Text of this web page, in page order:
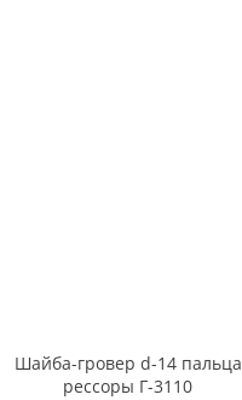
Шайба-гровер d-14 пальца
рессоры Г-3110